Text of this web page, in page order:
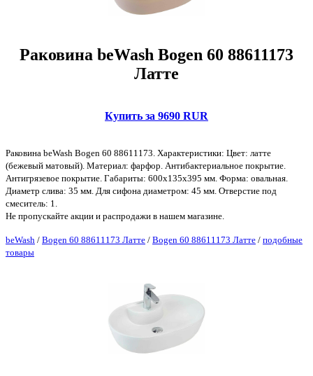
Раковина beWash Bogen 60 88611173
Латте
Купить за 9690 RUR
Раковина beWash Bogen 60 88611173. Характеристики: Цвет: латте
(бежевый матовый). Материал: фарфор. Антибактериальное покрытие.
Антигрязевое покрытие. Габариты: 600х135х395 мм. Форма: овальная.
Диаметр слива: 35 мм. Для сифона диаметром: 45 мм. Отверстие под
смеситель: 1.
Не пропускайте акции и распродажи в нашем магазине.
beWash / Bogen 60 88611173 Латте / Bogen 60 88611173 Латте / подобные
товары